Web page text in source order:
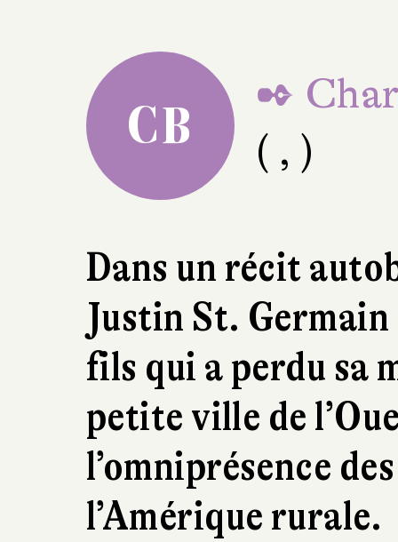
CB
✒
( , )
Dans un récit
Justin St.
fils qui a perdu sa
petite ville de
l’omniprésence
l’Amérique rurale.